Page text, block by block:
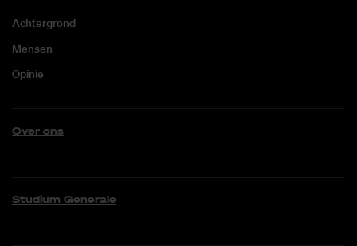
Achtergrond
Mensen
Opinie
Over ons
Studium Generale